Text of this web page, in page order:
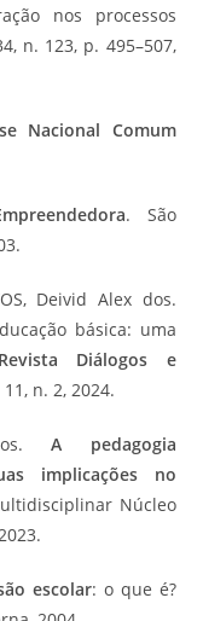
nos processos
n. 123, p. 495–507,
Nacional Comum
. São
Deivid Alex dos.
básica: uma
Revista Diálogos e
11, n. 2, 2024.
dos.A pedagogia
implicações no
Núcleo
escolar: o que é?